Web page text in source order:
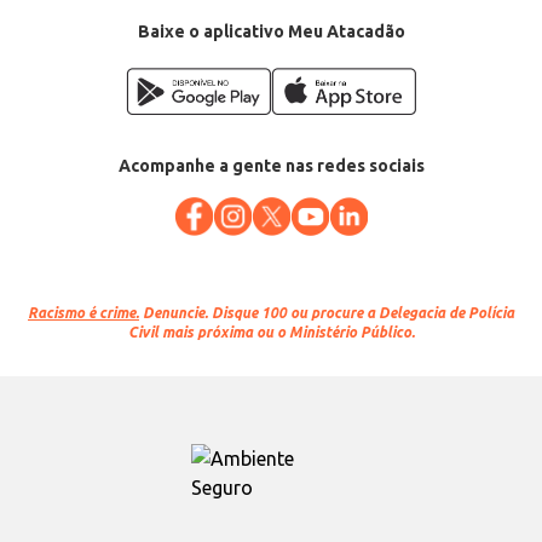
Baixe o aplicativo Meu Atacadão
Acompanhe a gente nas redes sociais
Racismo é crime. Denuncie. Disque 100 ou procure a Delegacia de Polícia
Civil mais próxima ou o Ministério Público.